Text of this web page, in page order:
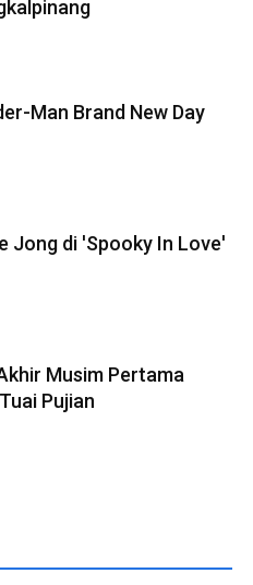
Man Brand New Day
Jong di 'Spooky In Love'
Musim Pertama
Pujian